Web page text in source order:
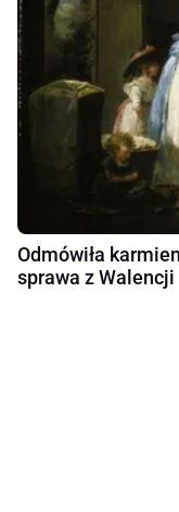
Odmówiła
sprawa z Walencji